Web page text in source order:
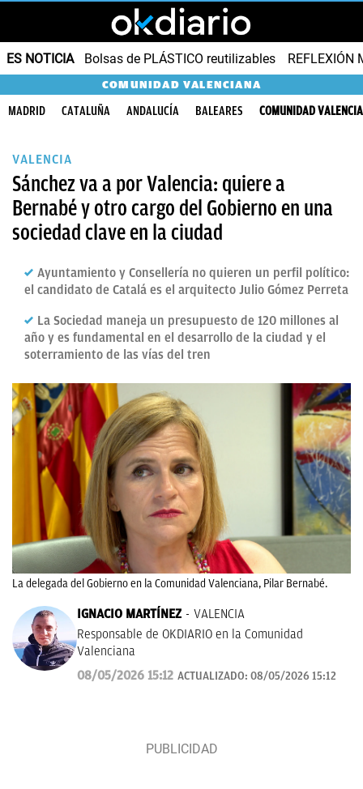
ES NOTICIA Bolsas de PLÁSTICO reutilizables REFLEXIÓN
COMUNIDAD VALENCIANA
MADRID CATALUÑA ANDALUCÍA BALEARES COMUNIDAD
VALENCIA
Sánchez va a por Valencia: quiere a
Bernabé y otro cargo del Gobierno en una
sociedad clave en la ciudad
Ayuntamiento y Consellería no quieren un perfil político:
el candidato de Catalá es el arquitecto Julio Gómez Perreta
La Sociedad maneja un presupuesto de 120 millones al
año y es fundamental en el desarrollo de la ciudad y el
soterramiento de las vías del tren
La delegada del Gobierno en la Comunidad Valenciana, Pilar Bernabé.
IGNACIO MARTÍNEZ
VALENCIA
Responsable de OKDIARIO en la Comunidad
Valenciana
08/05/2026 15:12 ACTUALIZADO: 08/05/2026 15:12